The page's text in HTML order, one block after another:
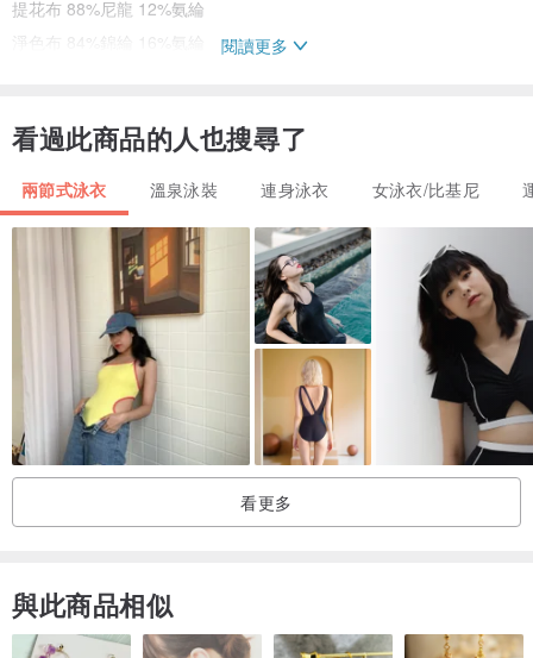
提花布 88%尼龍 12%氨綸
淨色布 84%錦綸 16%氨綸
/找到插片孔取出自帶薄胸墊
/將胸墊從上向下捲起，放入插片孔，調整好位置
在清水內加入適量中性洗滌劑(不可含漂白劑)
溶解調勻後
將衣物浸泡於內約5分鐘
水溫不可超過30度
然後輕搓污漬部位
切勿長時間把衣物放於含有洗滌劑的水中浸泡
以免衣物會褪色和變形
閱讀更多
看過此商品的人也搜尋了
兩節式泳衣 溫泉泳裝 連身泳衣 女泳衣/比基尼
看更多
與此商品相似